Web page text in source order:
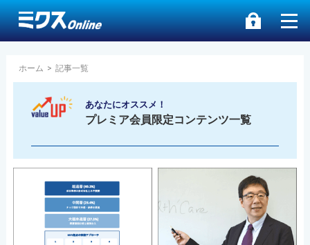
ホーム > 記事一覧
あなたにオススメ！
プレミア会員限定コンテンツ一覧